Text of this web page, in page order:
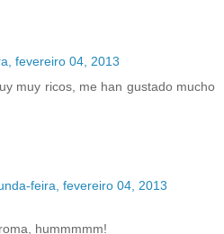
fevereiro 04, 2013
muy ricos, me han gustado mucho
feira, fevereiro 04, 2013
hummmmm!